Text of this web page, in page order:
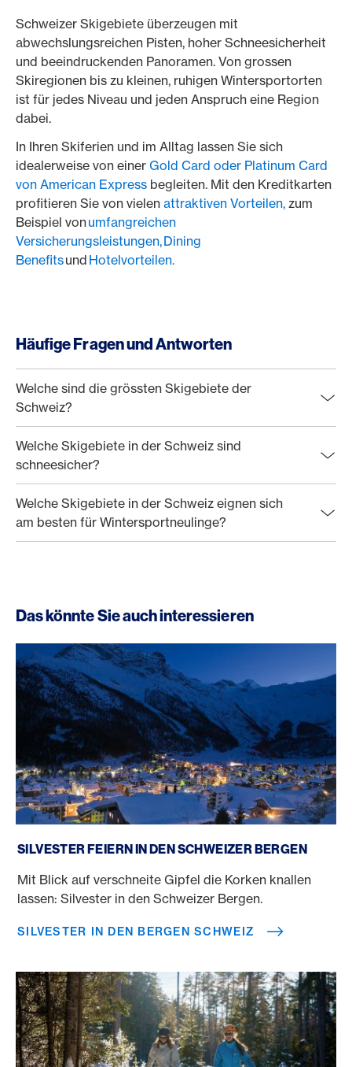
Schweizer Skigebiete überzeugen mit
abwechslungsreichen Pisten, hoher Schneesicherheit
und beeindruckenden Panoramen. Von grossen
Skiregionen bis zu kleinen, ruhigen Wintersportorten
ist für jedes Niveau und jeden Anspruch eine Region
dabei.
In Ihren Skiferien und im Alltag lassen Sie sich
idealerweise von einer Gold Card oder Platinum Card
von American Express begleiten. Mit den Kreditkarten
profitieren Sie von vielen attraktiven Vorteilen, zum
Beispiel vonumfangreichen
Versicherungsleistungen,Dining
Benefitsund Hotelvorteilen.
Häufige Fragen und Antworten
Welche sind die grössten Skigebiete der
Schweiz?
Welche Skigebiete in der Schweiz sind
schneesicher?
Welche Skigebiete in der Schweiz eignen sich
am besten für Wintersportneulinge?
Das könnte Sie auch interessieren
SILVESTER FEIERN IN DEN SCHWEIZER BERGEN
Mit Blick auf verschneite Gipfel die Korken knallen
lassen: Silvester in den Schweizer Bergen.
SILVESTER IN DEN BERGEN SCHWEIZ